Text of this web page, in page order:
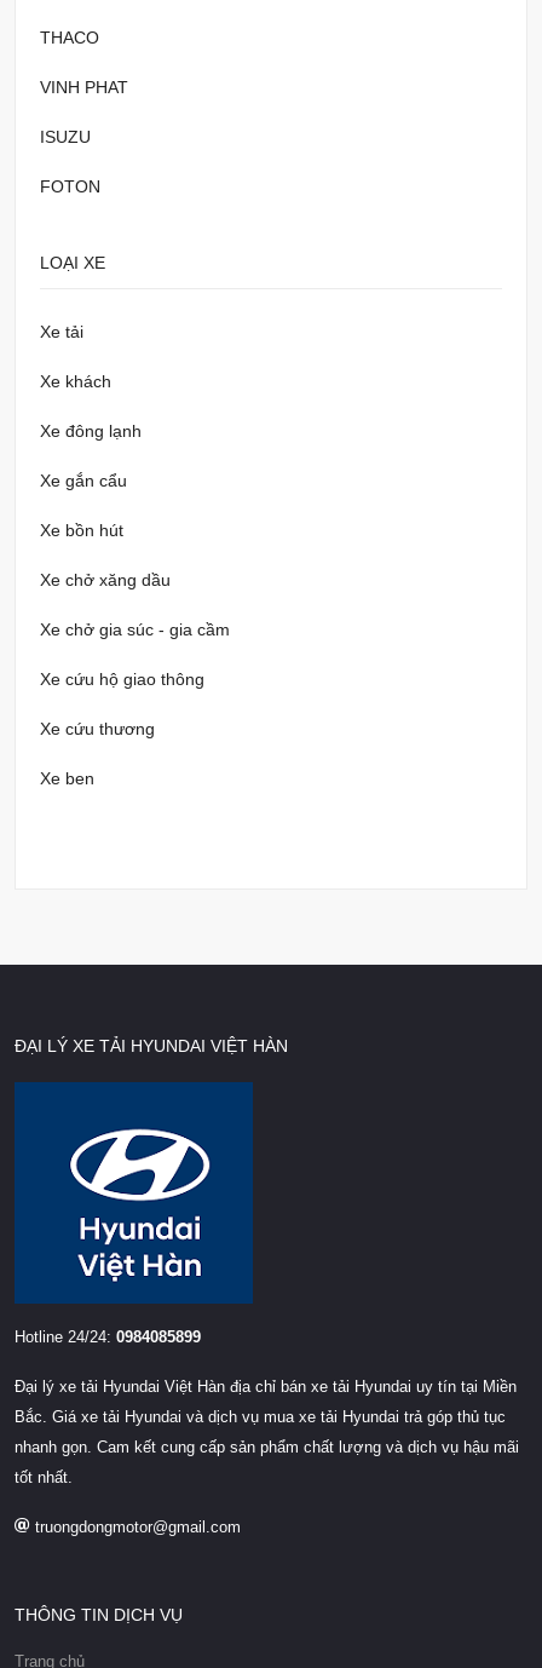
THACO
VINH PHAT
ISUZU
FOTON
LOẠI XE
Xe tải
Xe khách
Xe đông lạnh
Xe gắn cẩu
Xe bồn hút
Xe chở xăng dầu
Xe chở gia súc - gia cầm
Xe cứu hộ giao thông
Xe cứu thương
Xe ben
ĐẠI LÝ XE TẢI HYUNDAI VIỆT HÀN
Hotline 24/24: 0984085899
Đại lý xe tải Hyundai Việt Hàn địa chỉ bán xe tải Hyundai uy tín tại Miền
Bắc. Giá xe tải Hyundai và dịch vụ mua xe tải Hyundai trả góp thủ tục
nhanh gọn. Cam kết cung cấp sản phẩm chất lượng và dịch vụ hậu mãi
tốt nhất.
truongdongmotor@gmail.com
THÔNG TIN DỊCH VỤ
Trang chủ